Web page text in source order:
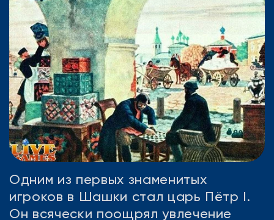
Одним из первых знаменитых
игроков в Шашки стал царь Пётр I.
Он всячески поощрял увлечение